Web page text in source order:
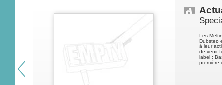
Les
Dubstep
à leur
de venir
label :
première